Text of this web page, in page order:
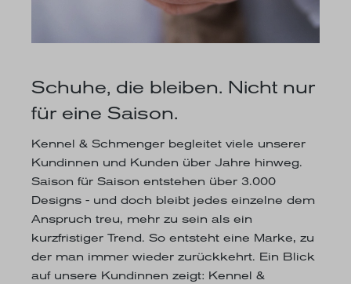
Schuhe, die bleiben. Nicht nur
für eine Saison.
Kennel & Schmenger begleitet viele unserer
Kundinnen und Kunden über Jahre hinweg.
Saison für Saison entstehen über 3.000
Designs - und doch bleibt jedes einzelne dem
Anspruch treu, mehr zu sein als ein
kurzfristiger Trend. So entsteht eine Marke, zu
der man immer wieder zurückkehrt. Ein Blick
auf unsere Kundinnen zeigt: Kennel &